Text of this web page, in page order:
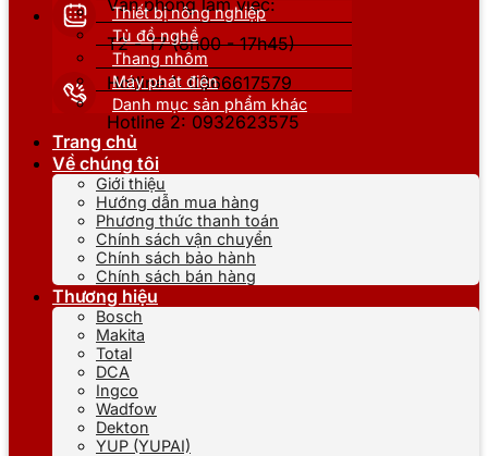
Văn phòng làm việc:
T2 - T7 (8h00 - 17h45)
Hotline 1: 0866617579
Hotline 2: 0932623575
Thiết bị nông nghiệp
Tủ đồ nghề
Thang nhôm
Máy phát điện
Danh mục sản phẩm khác
Trang chủ
Về chúng tôi
Giới thiệu
Hướng dẫn mua hàng
Phương thức thanh toán
Chính sách vận chuyển
Chính sách bảo hành
Chính sách bán hàng
Thương hiệu
Bosch
Makita
Total
DCA
Ingco
Wadfow
Dekton
YUP (YUPAI)